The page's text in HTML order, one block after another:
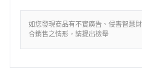
如您發現商品有不實廣告、侵害智慧
合銷售之情形，請提出檢舉